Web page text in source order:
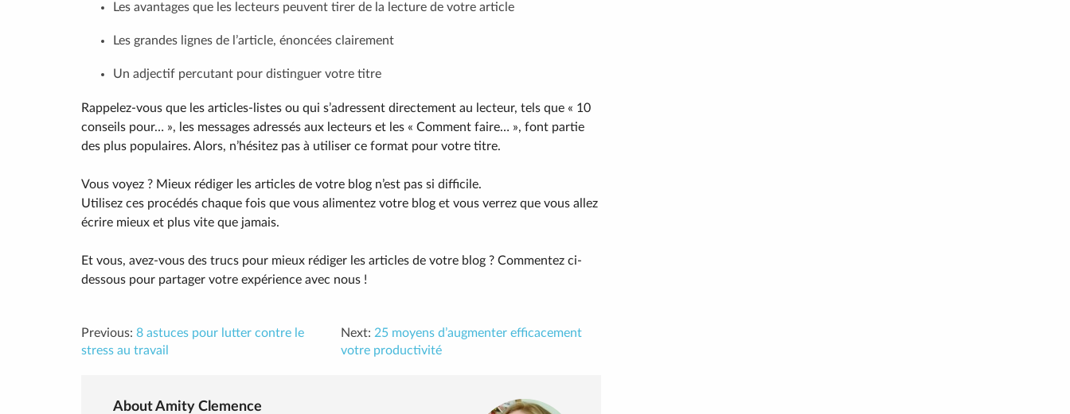
Les avantages que les lecteurs peuvent tirer de la lecture de votre article
Les grandes lignes de l’article, énoncées clairement
Un adjectif percutant pour distinguer votre titre
Rappelez-vous que les articles-listes ou qui s’adressent directement au lecteur, tels que « 10
conseils pour… », les messages adressés aux lecteurs et les « Comment faire… », font partie
des plus populaires. Alors, n’hésitez pas à utiliser ce format pour votre titre.
Vous voyez ? Mieux rédiger les articles de votre blog n’est pas si difficile.
Utilisez ces procédés chaque fois que vous alimentez votre blog et vous verrez que vous allez
écrire mieux et plus vite que jamais.
Et vous, avez-vous des trucs pour mieux rédiger les articles de votre blog ? Commentez ci-
dessous pour partager votre expérience avec nous !
Previous: 8 astuces pour lutter contre le
stress au travail
Next:25 moyens d’augmenter efficacement
votre productivité
About Amity Clemence